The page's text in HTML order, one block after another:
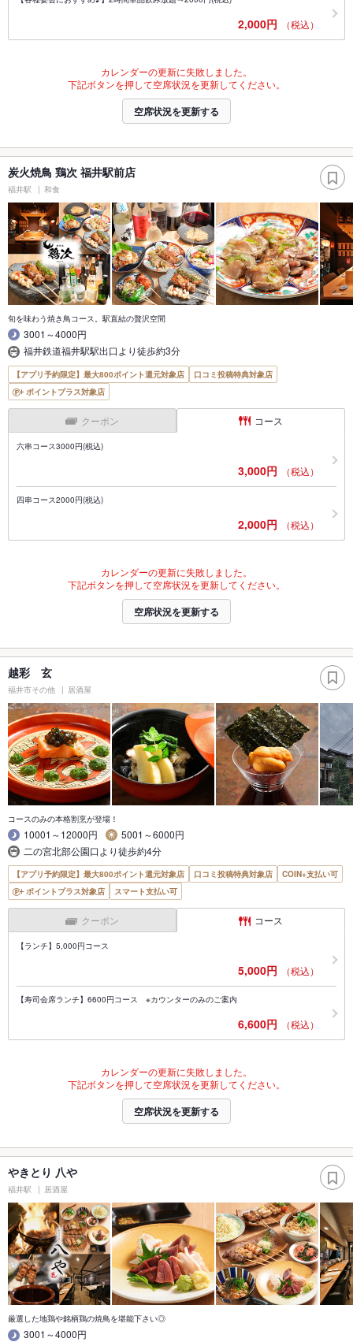
2,000円 （税込）
カレンダーの更新に失敗しました。
下記ボタンを押して空席状況を更新してください。
空席状況を更新する
炭火焼鳥 鶏次 福井駅前店
福井駅 和食
旬を味わう焼き鳥コース。駅直結の贅沢空間
3001～4000円
福井鉄道福井駅駅出口より徒歩約3分
【アプリ予約限定】最大800ポイント還元対象店
口コミ投稿特典対象店
ポイントプラス対象店
クーポン コース
六串コース3000円(税込)
3,000円 （税込）
四串コース2000円(税込)
2,000円 （税込）
カレンダーの更新に失敗しました。
下記ボタンを押して空席状況を更新してください。
空席状況を更新する
越彩 玄
福井市その他 居酒屋
コースのみの本格割烹が登場！
10001～12000円
5001～6000円
二の宮北部公園口より徒歩約4分
【アプリ予約限定】最大800ポイント還元対象店 口コミ投稿特典対象店
COIN+支払い可
ポイントプラス対象店
スマート支払い可
クーポン コース
【ランチ】5,000円コース
5,000円 （税込）
【寿司会席ランチ】6600円コース ※カウンターのみのご案内
6,600円 （税込）
カレンダーの更新に失敗しました。
下記ボタンを押して空席状況を更新してください。
空席状況を更新する
やきとり 八や
福井駅 居酒屋
厳選した地鶏や銘柄鶏の焼鳥を堪能下さい◎
3001～4000円